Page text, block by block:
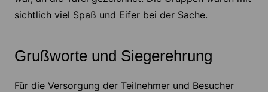
sichtlich viel Spaß und Eifer bei der Sache.
Grußworte und Siegerehrung
Für die Versorgung der Teilnehmer und Besucher